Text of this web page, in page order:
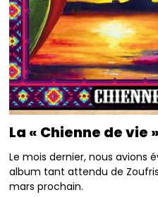
La « Chienne de vie
Le mois dernier, nous avions
album tant attendu de
mars prochain.